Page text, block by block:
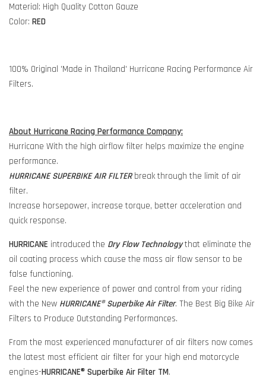
Material: High Quality Cotton Gauze
Color: RED
100% Original 'Made in Thailand' Hurricane Racing Performance Air
Filters.
About Hurricane Racing Performance Company:
Hurricane With the high airflow filter helps maximize the engine
performance.
HURRICANE SUPERBIKE AIR FILTERbreak through the limit of air
filter.
Increase horsepower, increase torque, better acceleration and
quick response.
HURRICANE introduced the Dry Flow Technologythat eliminate the
oil coating process which cause the mass air flow sensor to be
false functioning.
Feel the new experience of power and control from your riding
with the New HURRICANE® Superbike Air Filter. The Best Big Bike Air
Filters to Produce Outstanding Performances.
From the most experienced manufacturer of air filters now comes
the latest most efficient air filter for your high end motorcycle
engines-HURRICANE® Superbike Air Filter TM.